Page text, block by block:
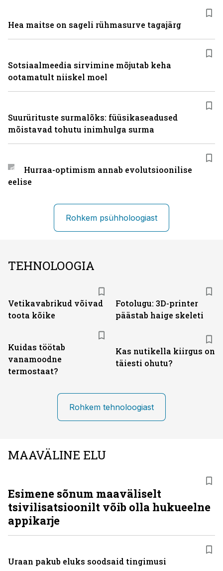
Hea maitse on sageli rühmasurve tagajärg
Sotsiaalmeedia sirvimine mõjutab keha
ootamatult niiskel moel
Suurürituste surmalõks: füüsikaseadused
mõistavad tohutu inimhulga surma
Hurraa-optimism annab evolutsioonilise
eelise
Rohkem psühholoogiast
TEHNOLOOGIA
Vetikavabrikud võivad
toota kõike
Fotolugu: 3D-printer
päästab haige skeleti
Kuidas töötab
vanamoodne
termostaat?
Kas nutikella kiirgus on
täiesti ohutu?
Rohkem tehnoloogiast
MAAVÄLINE ELU
Esimene sõnum maaväliselt
tsivilisatsioonilt võib olla hukueelne
appikarje
Uraan pakub eluks soodsaid tingimusi